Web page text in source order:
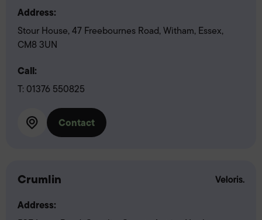
Address:
Stour House, 47 Freebournes Road, Witham, Essex,
CM8 3UN
Call:
T: 01376 550825
Contact
Crumlin
Address: